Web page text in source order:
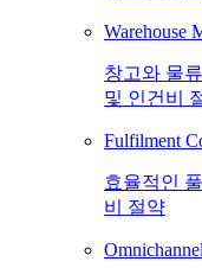
Warehouse
창고와 물
및 인건비
Fulfilment
효율적인
비 절약